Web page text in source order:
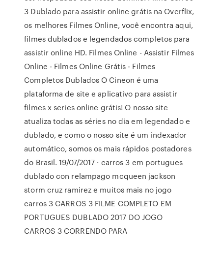
3 Dublado para assistir online grátis na Overflix,
os melhores Filmes Online, você encontra aqui,
filmes dublados e legendados completos para
assistir online HD. Filmes Online - Assistir Filmes
Online - Filmes Online Grátis - Filmes
Completos Dublados O Cineon é uma
plataforma de site e aplicativo para assistir
filmes x series online grátis! O nosso site
atualiza todas as séries no dia em legendado e
dublado, e como o nosso site é um indexador
automático, somos os mais rápidos postadores
do Brasil. 19/07/2017 · carros 3 em portugues
dublado con relampago mcqueen jackson
storm cruz ramirez e muitos mais no jogo
carros 3 CARROS 3 FILME COMPLETO EM
PORTUGUES DUBLADO 2017 DO JOGO
CARROS 3 CORRENDO PARA